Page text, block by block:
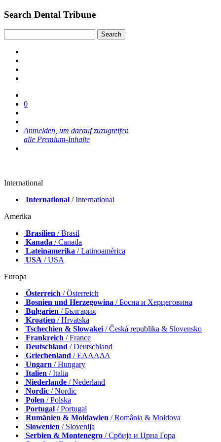
Search Dental Tribune
0
Anmelden, um darauf zuzugreifen
alle Premium-Inhalte
International
International / International
Amerika
Brasilien / Brasil
Kanada / Canada
Lateinamerika / Latinoamérica
USA / USA
Europa
Österreich / Österreich
Bosnien und Herzegowina / Босна и Херцеговина
Bulgarien / България
Kroatien / Hrvatska
Tschechien & Slowakei/ Česká republika & Slovensko
Frankreich / France
Deutschland / Deutschland
Griechenland / ΕΛΛΑΔΑ
Ungarn / Hungary
Italien / Italia
Niederlande / Nederland
Nordic / Nordic
Polen / Polska
Portugal / Portugal
Rumänien & Moldawien / România & Moldova
Slowenien / Slovenija
Serbien & Montenegro / Србија и Црна Гора